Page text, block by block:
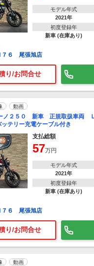
モデル年式
2021年
初度登録年
新車 (在庫あり)
７６ 尾張旭店
り/お問合せ
動画
ノ２５０ 新車 正規取扱車両
テリー充電ケーブル付き
支払総額
57万円
モデル年式
2021年
初度登録年
新車 (在庫あり)
７６ 尾張旭店
り/お問合せ
動画